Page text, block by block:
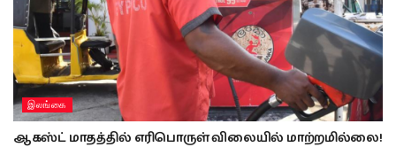
இலங்கை
ஆகஸ்ட் மாதத்தில் எரிபொருள் விலையில் மாற்றமில்லை!